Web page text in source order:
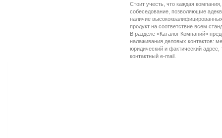
Стоит учесть, что каждая
собеседование, позволяющие
наличие
продукт на соответствие всем
В разделе «Каталог Компаний»
налаживания деловых контактов:
юридический и фактический
контактный e-mail.